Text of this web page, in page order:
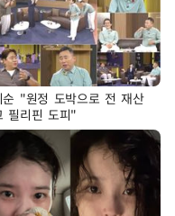
순 "원정 도박으로 전 재산
필리핀 도피"